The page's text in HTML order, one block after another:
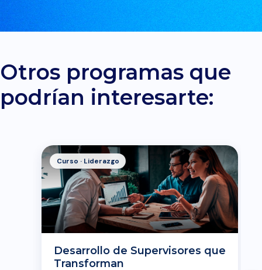
Otros programas que
podrían interesarte:
Curso · Liderazgo
Desarrollo de Supervisores que
Transforman